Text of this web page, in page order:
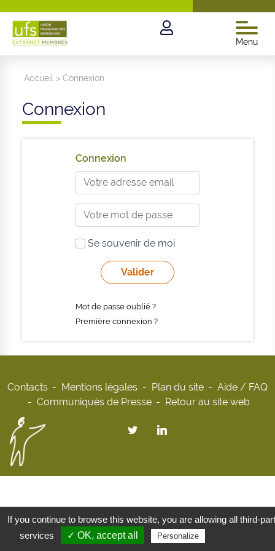
Menu
Accueil >Connexion
Connexion
Connexion
Se souvenir de moi
Mot de passe oublié ?
Première connexion ?
Contacts Mentions légales Plan du site
Aide / FAQ
Communiqués de Presse
Retour au site web
If you continue to browse this website, you are allowing all third-
services
✓ OK, accept all Personalize